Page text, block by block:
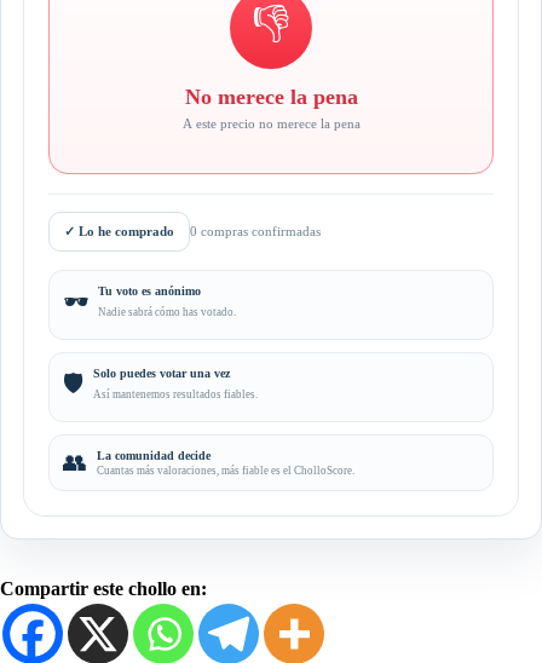
👎
No merece la pena
A este precio no merece la pena
✓ Lo he comprado 0 compras confirmadas
🕶️ Tu voto es anónimo
Nadie sabrá cómo has votado.
🛡️ Solo puedes votar una vez
Así mantenemos resultados fiables.
👥 La comunidad decide
Cuantas más valoraciones, más fiable es el CholloScore.
Compartir este chollo en: